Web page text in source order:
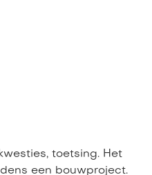
toetsing. Het
een bouwproject.